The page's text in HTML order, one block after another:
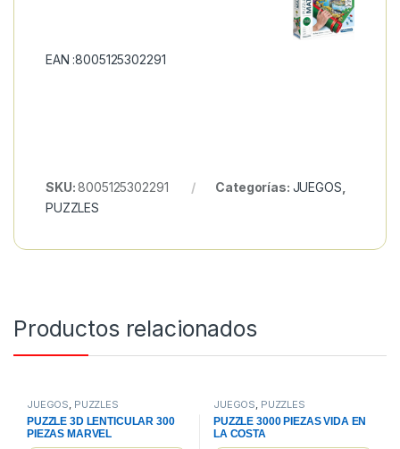
EAN :8005125302291
SKU:8005125302291 Categorías: JUEGOS
PUZZLES
Productos relacionados
JUEGOS, PUZZLES
PUZZLE 3D LENTICULAR 300
PIEZAS MARVEL
JUEGOS, PUZZLES
PUZZLE 3000 PIEZAS VIDA EN
LA COSTA